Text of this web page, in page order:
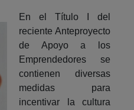
En el Título I del
reciente Anteproyecto
de Apoyo a los
Emprendedores se
contienen diversas
medidas para
incentivar la cultura